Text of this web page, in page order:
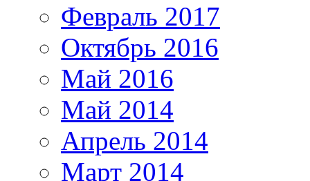
Февраль 2017
Октябрь 2016
Май 2016
Май 2014
Апрель 2014
Март 2014